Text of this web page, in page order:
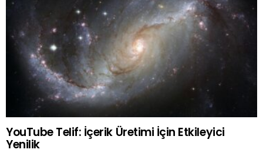
YouTube Telif: İçerik Üretimi İçin Etkileyici
Yenilik